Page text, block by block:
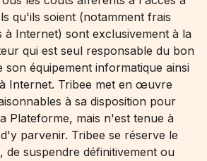
qu'ils soient (notamment frais
à Internet) sont exclusivement à la
qui est seul responsable du bon
son équipement informatique ainsi
Internet. Tribee met en œuvre
à sa disposition pour
Plateforme, mais n'est tenue à
parvenir. Tribee se réserve le
de suspendre définitivement ou